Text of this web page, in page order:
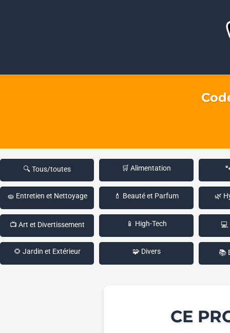
🔍 Tous/toutes 🛒 Alimentation
🧽 Entretien et Nettoyage 💄 Beauté et Parfum 🌿
📺 Art et Divertissement 📱 High-Tech 💻
🌻 Jardin et Extérieur 🧩 Divers 📚
CE